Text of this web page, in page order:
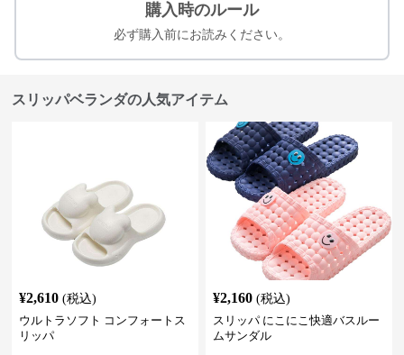
購入時のルール
必ず購入前にお読みください。
スリッパベランダの人気アイテム
¥2,610 (税込)
ウルトラソフト コンフォートス
リッパ
¥2,160 (税込)
スリッパ にこにこ快適バスルー
ムサンダル